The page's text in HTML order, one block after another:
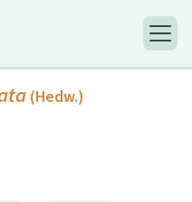
(Hedw.)